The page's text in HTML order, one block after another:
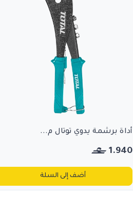
أداة برشمة يدوي توتال م...
1.940
أضف إلى السلة